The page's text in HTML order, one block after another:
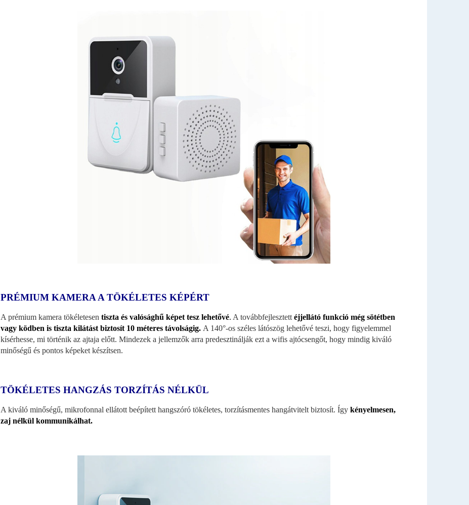
PRÉMIUM KAMERA A TÖKÉLETES KÉPÉRT
A prémium kamera tökéletesen tiszta és valósághű képet tesz lehetővé. A továbbfejlesztett éjjellátó funkció még sötétben
vagy ködben is tiszta kilátást biztosít 10 méteres távolságig. A 140°-os széles látószög lehetővé teszi, hogy figyelemmel
kísérhesse, mi történik az ajtaja előtt. Mindezek a jellemzők arra predesztinálják ezt a wifis ajtócsengőt, hogy mindig kiváló
minőségű és pontos képeket készítsen.
TÖKÉLETES HANGZÁS TORZÍTÁS NÉLKÜL
A kiváló minőségű, mikrofonnal ellátott beépített hangszóró tökéletes, torzításmentes hangátvitelt biztosít. Így kényelmesen,
zaj nélkül kommunikálhat.